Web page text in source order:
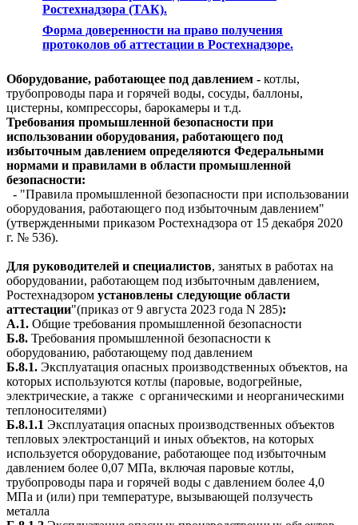
Ростехнадзора (ТАК).
Форма доверенности на право получения
протоколов об аттестации в Ростехнадзоре.
Оборудование, работающее под давлением - котлы,
трубопроводы пара и горячей воды, сосуды, баллоны,
цистерны, компрессоры, барокамеры и т.д.
Требования промышленной безопасности при
использовании оборудования, работающего под
избыточным давлением определяются Федеральными
нормами и правилами в области промышленной
безопасности:
- "Правила промышленной безопасности при использовании
оборудования, работающего под избыточным давлением"
(утвержденными приказом Ростехнадзора от 15 декабря 2020
г. № 536).
Для руководителей и специалистов, занятых в работах на
оборудовании, работающем под избыточным давлением,
Ростехнадзором установлены следующие области
аттестации"(приказ от 9 августа 2023 года N 285):
А.1. Общие требования промышленной безопасности
Б.8. Требования промышленной безопасности к
оборудованию, работающему под давлением
Б.8.1. Эксплуатация опасных производственных объектов, на
которых используются котлы (паровые, водогрейные,
электрические, а также с органическими и неорганическими
теплоносителями)
Б.8.1.1 Эксплуатация опасных производственных объектов
тепловых электростанций и иных объектов, на которых
используется оборудование, работающее под избыточным
давлением более 0,07 МПа, включая паровые котлы,
трубопроводы пара и горячей воды с давлением более 4,0
МПа и (или) при температуре, вызывающей ползучесть
металла